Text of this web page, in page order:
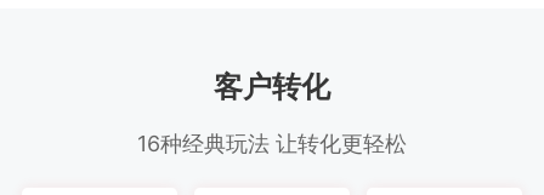
客户转化
16种经典玩法 让转化更轻松